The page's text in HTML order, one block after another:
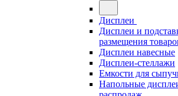
Дисплеи
Дисплеи и
размещения
Дисплеи навесные
Дисплеи-стеллажи
Емкости для
Напольные